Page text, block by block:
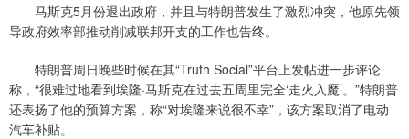
马斯克5月份退出政府，并且与特朗普发生了激烈冲突，他原先领
导政府效率部推动削减联邦开支的工作也告终。
特朗普周日晚些时候在其“Truth Social”平台上发帖进一步评论
称，“很难过地看到埃隆·马斯克在过去五周里完全‘走火入魔’。”特朗普
还表扬了他的预算方案，称“对埃隆来说很不幸”，该方案取消了电动
汽车补贴。